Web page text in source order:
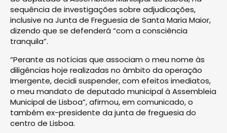
sequência de investigações sobre adjudicações,
inclusive na Junta de Freguesia de Santa Maria Maior,
dizendo que se defenderá “com a consciência
tranquila”.
“Perante as notícias que associam o meu nome às
diligências hoje realizadas no âmbito da operação
Imergente, decidi suspender, com efeitos imediatos,
o meu mandato de deputado municipal à Assembleia
Municipal de Lisboa”, afirmou, em comunicado, o
também ex-presidente da junta de freguesia do
centro de Lisboa.